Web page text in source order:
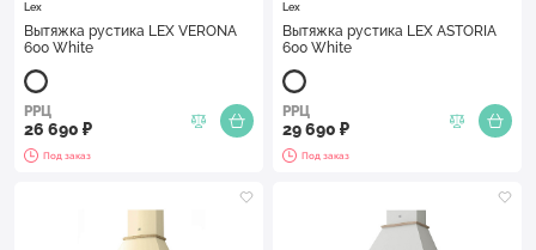
Lex
Вытяжка рустика LEX VERONA
600 White
РРЦ
26 690 ₽
Под заказ
Lex
Вытяжка рустика LEX ASTORIA
600 White
РРЦ
29 690 ₽
Под заказ